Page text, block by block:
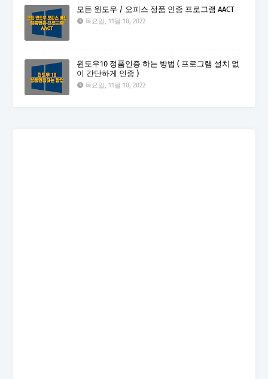
모든 윈도우 / 오피스 정품 인증 프로그램 AACT
목요일, 11월 10, 2022
윈도우10 정품인증 하는 방법 ( 프로그램 설치 없
이 간단하게 인증 )
목요일, 11월 10, 2022